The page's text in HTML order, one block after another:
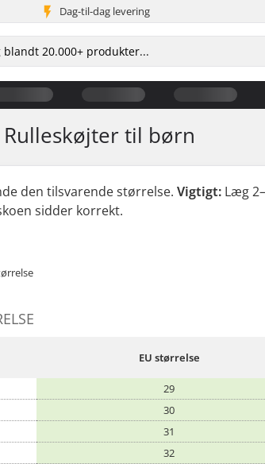
Dag-til-dag levering
til børn
den tilsvarende størrelse. Vigtigt: Læg
sidder korrekt.
EU størrelse
29
30
31
32